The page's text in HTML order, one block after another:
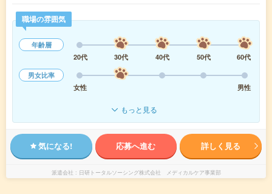
職場の雰囲気
年齢層
20代
30代 40代 50代
60代
男女比率
女性
男性
もっと見る
気になる! 応募へ進む 詳しく見る
派遣会社 日研トータルソーシング株式会社 メディカルケア事業部